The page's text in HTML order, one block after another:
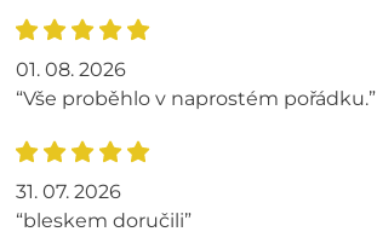
01. 08. 2026
“Vše proběhlo v naprostém pořádku.”
31. 07. 2026
“bleskem doručili”